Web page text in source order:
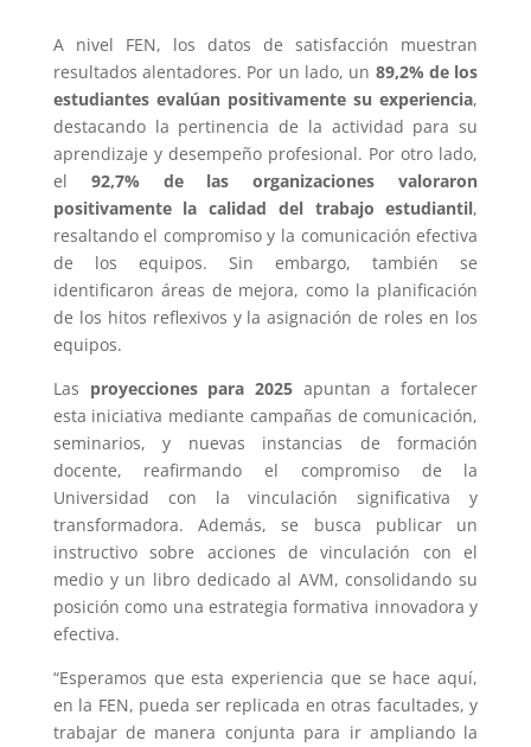
A nivel FEN, los datos de satisfacción muestran
resultados alentadores. Por un lado, un 89,2% de los
estudiantes evalúan positivamente su experiencia,
destacando la pertinencia de la actividad para su
aprendizaje y desempeño profesional. Por otro lado,
el 92,7% de las organizaciones valoraron
positivamente la calidad del trabajo estudiantil,
resaltando el compromiso y la comunicación efectiva
de los equipos. Sin embargo, también se
identificaron áreas de mejora, como la planificación
de los hitos reflexivos y la asignación de roles en los
equipos.
Las proyecciones para 2025 apuntan a fortalecer
esta iniciativa mediante campañas de comunicación,
seminarios, y nuevas instancias de formación
docente, reafirmando el compromiso de la
Universidad con la vinculación significativa y
transformadora. Además, se busca publicar un
instructivo sobre acciones de vinculación con el
medio y un libro dedicado al AVM, consolidando su
posición como una estrategia formativa innovadora y
efectiva.
“Esperamos que esta experiencia que se hace aquí,
en la FEN, pueda ser replicada en otras facultades, y
trabajar de manera conjunta para ir ampliando la